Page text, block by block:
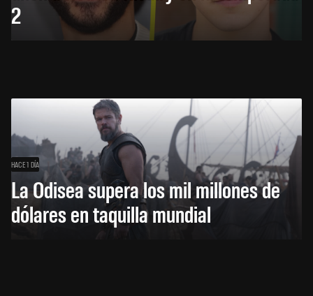
2
HACE 1 DÍA
La Odisea supera los mil millones de
dólares en taquilla mundial